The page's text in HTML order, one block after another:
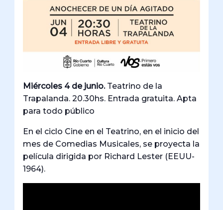
Miércoles 4 de junio.Teatrino de la
Trapalanda. 20.30hs. Entrada gratuita. Apta
para todo público
En el ciclo Cine en el Teatrino, en el inicio del
mes de Comedias Musicales, se proyecta la
película dirigida por Richard Lester (EEUU-
1964).